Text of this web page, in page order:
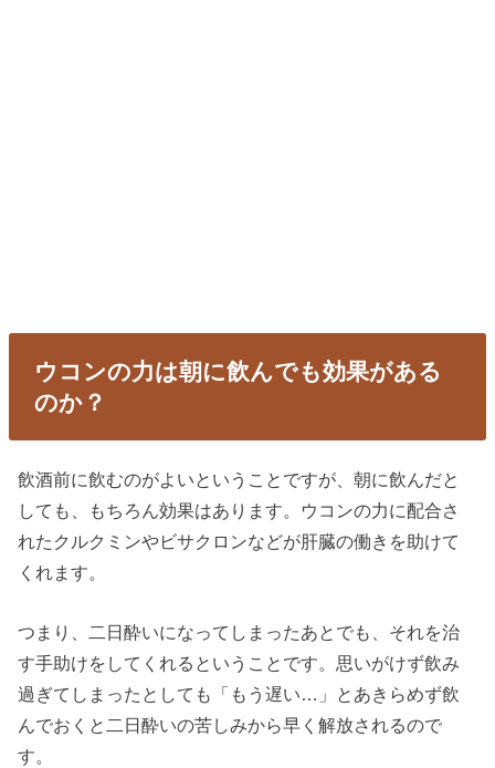
ウコンの力は朝に飲んでも効果がある
のか？
飲酒前に飲むのがよいということですが、朝に飲んだと
しても、もちろん効果はあります。ウコンの力に配合さ
れたクルクミンやビサクロンなどが肝臓の働きを助けて
くれます。
つまり、二日酔いになってしまったあとでも、それを治
す手助けをしてくれるということです。思いがけず飲み
過ぎてしまったとしても「もう遅い…」とあきらめず飲
んでおくと二日酔いの苦しみから早く解放されるので
す。